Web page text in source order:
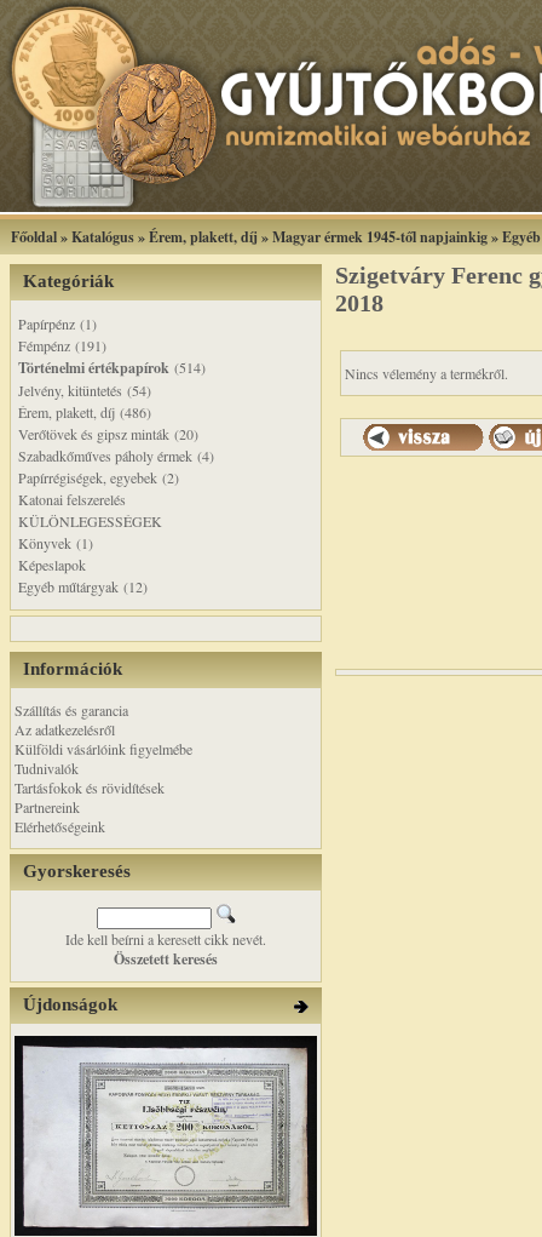
Főoldal»Katalógus»Érem, plakett, díj »Magyar érmek 1945-től napjainkig»Egyéb
Kategóriák
Papírpénz (1)
Fémpénz (191)
Történelmi értékpapírok (514)
Jelvény, kitüntetés (54)
Érem, plakett, díj (486)
Verőtövek és gipsz minták (20)
Szabadkőműves páholy érmek (4)
Papírrégiségek, egyebek (2)
Katonai felszerelés
KÜLÖNLEGESSÉGEK
Könyvek (1)
Képeslapok
Egyéb műtárgyak (12)
Információk
Szállítás és garancia
Az adatkezelésről
Külföldi vásárlóink figyelmébe
Tudnivalók
Tartásfokok és rövidítések
Partnereink
Elérhetőségeink
Gyorskeresés
Ide kell beírni a keresett cikk nevét.
Összetett keresés
Újdonságok
Szigetváry Ferenc
2018
Nincs vélemény a termékről.